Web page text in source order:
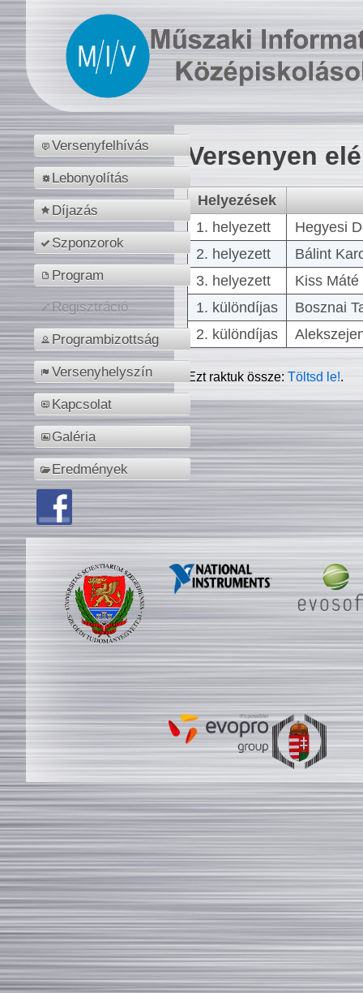
Versenyfelhívás
Lebonyolítás
Díjazás
Szponzorok
Program
Regisztráció
Programbizottság
Versenyhelyszín
Kapcsolat
Galéria
Eredmények
Versenyen
Helyezések
1. helyezett
Hegyesi
2. helyezett
Bálint
3. helyezett
Kiss
1. különdíjas
Bosznai
2. különdíjas
Ezt raktuk össze:Töltsd le!.